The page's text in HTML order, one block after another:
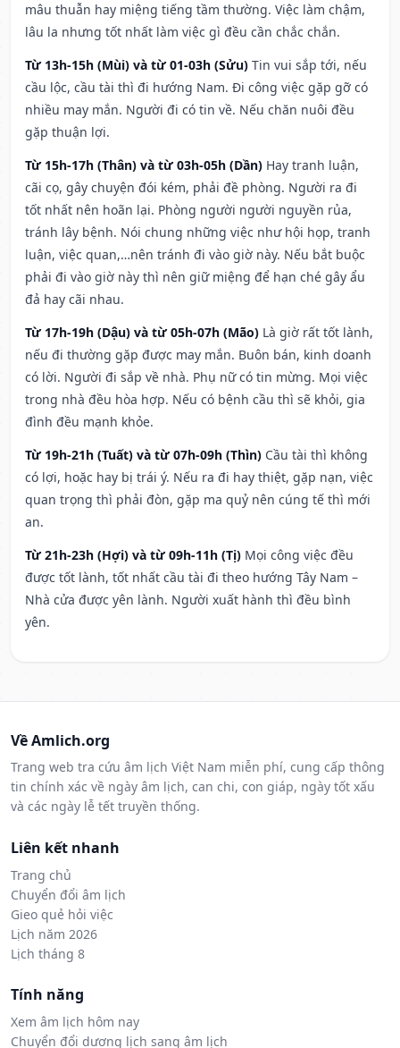
mâu thuẫn hay miệng tiếng tầm thường. Việc làm chậm,
lâu la nhưng tốt nhất làm việc gì đều cần chắc chắn.
Từ 13h-15h (Mùi) và từ 01-03h (Sửu) Tin vui sắp tới, nếu
cầu lộc, cầu tài thì đi hướng Nam. Đi công việc gặp gỡ có
nhiều may mắn. Người đi có tin về. Nếu chăn nuôi đều
gặp thuận lợi.
Từ 15h-17h (Thân) và từ 03h-05h (Dần) Hay tranh luận,
cãi cọ, gây chuyện đói kém, phải đề phòng. Người ra đi
tốt nhất nên hoãn lại. Phòng người người nguyền rủa,
tránh lây bệnh. Nói chung những việc như hội họp, tranh
luận, việc quan,…nên tránh đi vào giờ này. Nếu bắt buộc
phải đi vào giờ này thì nên giữ miệng để hạn ché gây ẩu
đả hay cãi nhau.
Từ 17h-19h (Dậu) và từ 05h-07h (Mão) Là giờ rất tốt lành,
nếu đi thường gặp được may mắn. Buôn bán, kinh doanh
có lời. Người đi sắp về nhà. Phụ nữ có tin mừng. Mọi việc
trong nhà đều hòa hợp. Nếu có bệnh cầu thì sẽ khỏi, gia
đình đều mạnh khỏe.
Từ 19h-21h (Tuất) và từ 07h-09h (Thìn) Cầu tài thì không
có lợi, hoặc hay bị trái ý. Nếu ra đi hay thiệt, gặp nạn, việc
quan trọng thì phải đòn, gặp ma quỷ nên cúng tế thì mới
an.
Từ 21h-23h (Hợi) và từ 09h-11h (Tị) Mọi công việc đều
được tốt lành, tốt nhất cầu tài đi theo hướng Tây Nam –
Nhà cửa được yên lành. Người xuất hành thì đều bình
yên.
Về Amlich.org
Trang web tra cứu âm lịch Việt Nam miễn phí, cung cấp thông
tin chính xác về ngày âm lịch, can chi, con giáp, ngày tốt xấu
và các ngày lễ tết truyền thống.
Liên kết nhanh
Trang chủ
Chuyển đổi âm lịch
Gieo quẻ hỏi việc
Lịch năm 2026
Lịch tháng 8
Tính năng
Xem âm lịch hôm nay
Chuyển đổi dương lịch sang âm lịch